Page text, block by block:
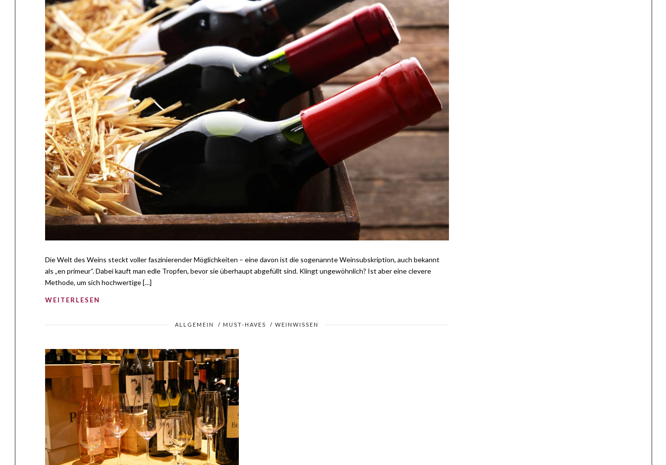
Die Welt des Weins steckt voller faszinierender Möglichkeiten – eine davon ist die sogenannte Weinsubskription, auch bekannt
als „en primeur“. Dabei kauft man edle Tropfen, bevor sie überhaupt abgefüllt sind. Klingt ungewöhnlich? Ist aber eine clevere
Methode, um sich hochwertige […]
WEITERLESEN
ALLGEMEIN / MUST-HAVES /WEINWISSEN